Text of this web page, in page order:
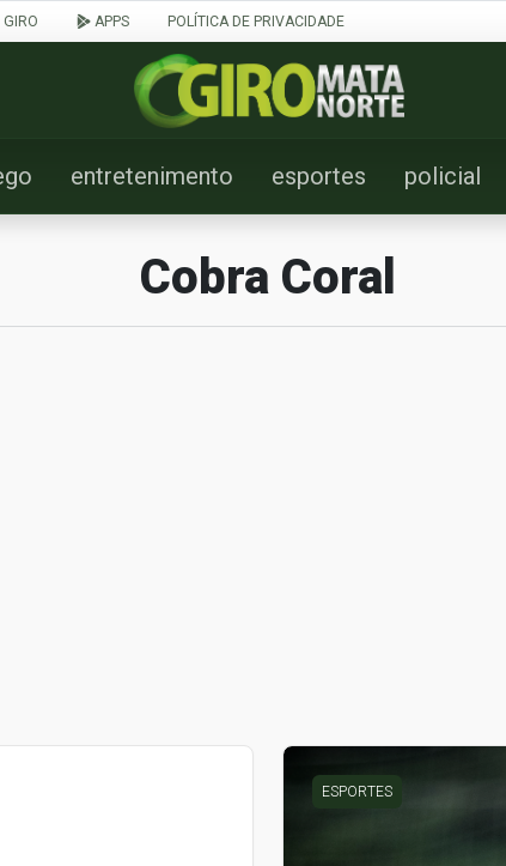
APPS POLÍTICA DE PRIVACIDADE
entretenimento esportes policial
Cobra Coral
ESPORTES